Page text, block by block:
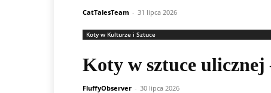
CatTalesTeam - 31 lipca 2026
Koty w Kulturze i Sztuce
Koty w sztuce
FluffyObserver - 30 lipca 2026